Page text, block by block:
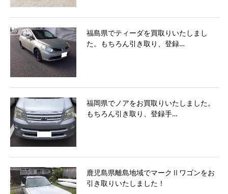
福島県でティーダを買取りいたしまし
た。もちろん引き取り、登録…
福岡県でノアをお買取りいたしました。
もちろん引き取り、登録手…
鹿児島県離島地域でマークⅡワゴンをお
引き取りいたしました！